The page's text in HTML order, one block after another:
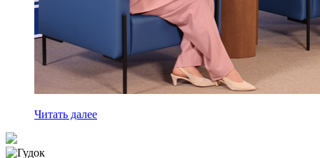
Читать далее